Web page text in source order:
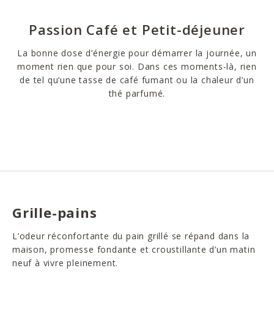
Passion Café et Petit-déjeuner
La bonne dose d’énergie pour démarrer la journée, un
moment rien que pour soi. Dans ces moments-là, rien
de tel qu’une tasse de café fumant ou la chaleur d’un
thé parfumé.
Grille-pains
L’odeur réconfortante du pain grillé se répand dans la
maison, promesse fondante et croustillante d’un matin
neuf à vivre pleinement.